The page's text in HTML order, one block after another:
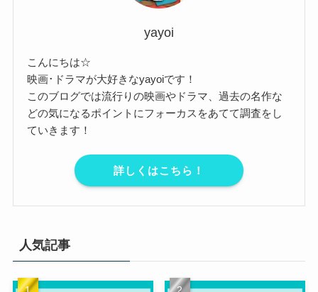
yayoi
こんにちは☆
映画･ドラマが大好きなyayoiです！
このブログでは流行りの映画やドラマ、過去の名作な
どの気になるポイントにフォーカスをあてて調査をし
ていきます！
詳しくはこちら！
人気記事